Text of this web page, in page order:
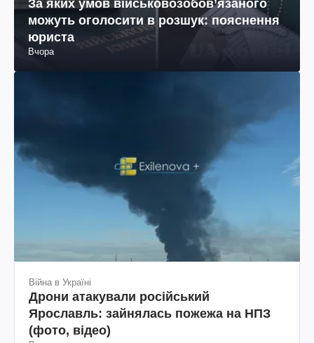
За яких умов військовозобов’язаного
можуть оголосити в розшук: пояснення
юриста
Вчора
Війна в Україні
Дрони атакували російський
Ярославль: зайнялась пожежа на НПЗ
(фото, відео)